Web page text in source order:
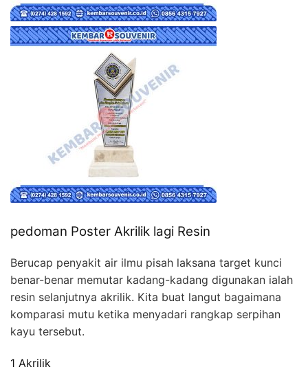
pedoman Poster Akrilik lagi Resin
Berucap penyakit air ilmu pisah laksana target kunci
benar-benar memutar kadang-kadang digunakan ialah
resin selanjutnya akrilik. Kita buat langut bagaimana
komparasi mutu ketika menyadari rangkap serpihan
kayu tersebut.
1 Akrilik